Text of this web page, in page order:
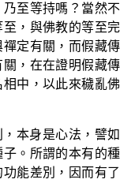
至等持嗎？當然不
，與佛教的等至完
定有關，而假藏傳
，在在證明假藏傳
中，以此來穢亂佛
本身是心法，譬如
。所謂的本有的種
能差別，因而有了